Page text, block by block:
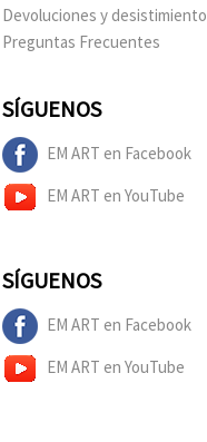
Devoluciones y desistimiento
Preguntas Frecuentes
SÍGUENOS
EM ART en Facebook
EM ART en YouTube
SÍGUENOS
EM ART en Facebook
EM ART en YouTube